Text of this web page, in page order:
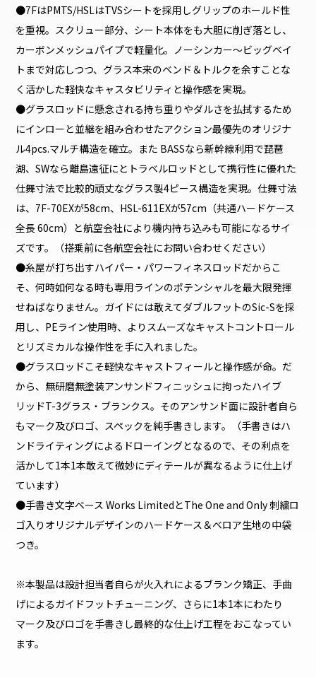
●7FはPMTS/HSLはTVSシートを採用しグリップのホールド性
を重視。スクリュー部分、シート本体をも大胆に削ぎ落とし、
カーボンメッシュパイプで軽量化。ノーシンカー～ビッグベイ
トまで対応しつつ、グラス本来のベンド＆トルクを余すことな
く活かした軽快なキャスタビリティと操作感を実現。
●グラスロッドに懸念される持ち重りやダルさを払拭するため
にインローと並継を組み合わせたアクション最優先のオリジナ
ル4pcs.マルチ構造を確立。また BASSなら新幹線利用で琵琶
湖、SWなら離島遠征にとトラベルロッドとして携行性に優れた
仕舞寸法で比較的頑丈なグラス製4ピース構造を実現。仕舞寸法
は、7F-70EXが58cm、HSL-611EXが57cm（共通ハードケース
全長 60cm）と航空会社により機内持ち込みも可能になるサイ
ズです。（搭乗前に各航空会社にお問い合わせください）
●糸屋が打ち出すハイパー・パワーフィネスロッドだからこ
そ、何時如何なる時も専用ラインのポテンシャルを最大限発揮
せねばなりません。ガイドには敢えてダブルフットのSic-Sを採
用し、PEライン使用時、よりスムーズなキャストコントロール
とリズミカルな操作性を手に入れました。
●グラスロッドこそ軽快なキャストフィールと操作感が命。だ
から、無研磨無塗装アンサンドフィニッシュに拘ったハイブ
リッドT-3グラス・ブランクス。そのアンサンド面に設計者自ら
もマーク及びロゴ、スペックを純手書きします。（手書きはハ
ンドライティングによるドローイングとなるので、その利点を
活かして1本1本敢えて微妙にディテールが異なるように仕上げ
ています）
●手書き文字ベース Works LimitedとThe One and Only 刺繍ロ
ゴ入りオリジナルデザインのハードケース＆ベロア生地の中袋
つき。
※本製品は設計担当者自らが火入れによるブランク矯正、手曲
げによるガイドフットチューニング、さらに1本1本にわたり
マーク及びロゴを手書きし最終的な仕上げ工程をおこなってい
ます。